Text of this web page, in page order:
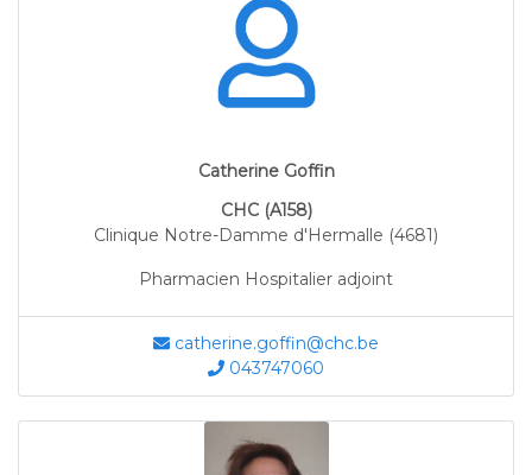
Catherine Goffin
CHC (A158)
Clinique Notre-Damme d'Hermalle (4681)
Pharmacien Hospitalier adjoint
catherine.goffin@chc.be
043747060